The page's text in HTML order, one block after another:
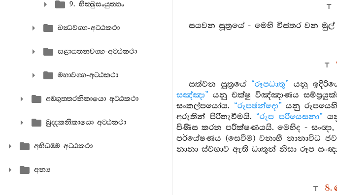
9. භික‍්ඛුසංයුත‍්තං
ඛන්‍ධවග‍්ග-අට‍්ඨකථා
සළායතනවග‍්ග-අට‍්ඨකථා
මහාවග‍්ග-අට‍්ඨකථා
අඞ‍්ගුත‍්තරනිකායො අට‍්ඨකථා
ඛුද‍්දකනිකායො අට‍්ඨකථා
අභිධම‍්ම අට‍්ඨකථා
අන්‍ය
සයවන සූත්‍රයේ - මෙහි විස්තර වන මුල්
සත්වන සූත්‍රයේ “රූපධාතු” යනු
සඤ්ඤා” යනු චක්ෂු විඤ්ඤාණය
සංකල්පයෝය. “රූපඡන්දො” යනු රූපයෙහි
අරුතින් පිරිතැවීමයි. “රූප පරියෙසනා”
පිණිස කරන පරීක්ෂණයයි. මෙහිද - සංඥා,
පර්යේෂණය (සෙවීම) වනාහී නානාවිධ
නානා ස්වභාව ඇති ධාතූන් නිසා රූප